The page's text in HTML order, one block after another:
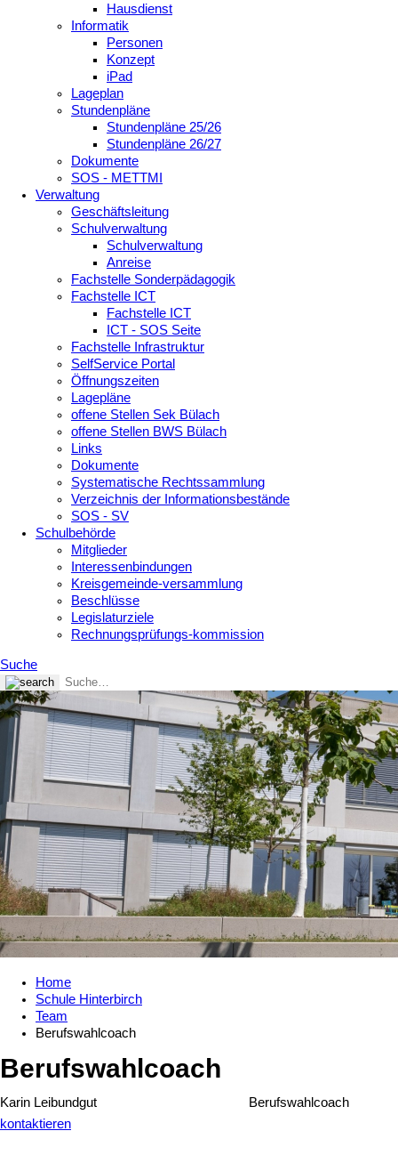
Hausdienst
Informatik
Personen
Konzept
iPad
Lageplan
Stundenpläne
Stundenpläne 25/26
Stundenpläne 26/27
Dokumente
SOS - METTMI
Verwaltung
Geschäftsleitung
Schulverwaltung
Schulverwaltung
Anreise
Fachstelle Sonderpädagogik
Fachstelle ICT
Fachstelle ICT
ICT - SOS Seite
Fachstelle Infrastruktur
SelfService Portal
Öffnungszeiten
Lagepläne
offene Stellen Sek Bülach
offene Stellen BWS Bülach
Links
Dokumente
Systematische Rechtssammlung
Verzeichnis der Informationsbestände
SOS - SV
Schulbehörde
Mitglieder
Interessenbindungen
Kreisgemeinde-versammlung
Beschlüsse
Legislaturziele
Rechnungsprüfungs-kommission
Suche
Home
Schule Hinterbirch
Team
Berufswahlcoach
Berufswahlcoach
Karin Leibundgut
kontaktieren
Berufswahlcoach